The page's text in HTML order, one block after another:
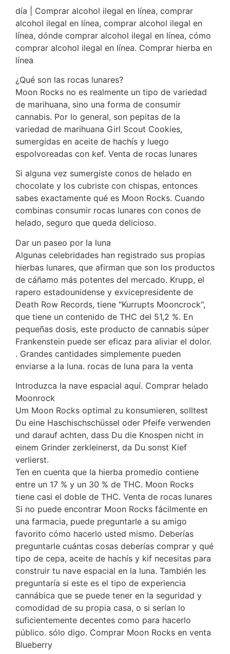
día | Comprar alcohol ilegal en línea, comprar
alcohol ilegal en línea, comprar alcohol ilegal en
línea, dónde comprar alcohol ilegal en línea, cómo
comprar alcohol ilegal en línea. Comprar hierba en
línea
¿Qué son las rocas lunares?
Moon Rocks no es realmente un tipo de variedad
de marihuana, sino una forma de consumir
cannabis. Por lo general, son pepitas de la
variedad de marihuana Girl Scout Cookies,
sumergidas en aceite de hachís y luego
espolvoreadas con kef. Venta de rocas lunares
Si alguna vez sumergiste conos de helado en
chocolate y los cubriste con chispas, entonces
sabes exactamente qué es Moon Rocks. Cuando
combinas consumir rocas lunares con conos de
helado, seguro que queda delicioso.
Dar un paseo por la luna
Algunas celebridades han registrado sus propias
hierbas lunares, que afirman que son los productos
de cáñamo más potentes del mercado. Krupp, el
rapero estadounidense y exvicepresidente de
Death Row Records, tiene "Kurrupts Mooncrock",
que tiene un contenido de THC del 51,2 %. En
pequeñas dosis, este producto de cannabis súper
Frankenstein puede ser eficaz para aliviar el dolor.
. Grandes cantidades simplemente pueden
enviarse a la luna. rocas de luna para la venta
Introduzca la nave espacial aquí. Comprar helado
Moonrock
Um Moon Rocks optimal zu konsumieren, solltest
Du eine Haschischschüssel oder Pfeife verwenden
und darauf achten, dass Du die Knospen nicht in
einem Grinder zerkleinerst, da Du sonst Kief
verlierst.
Ten en cuenta que la hierba promedio contiene
entre un 17 % y un 30 % de THC. Moon Rocks
tiene casi el doble de THC. Venta de rocas lunares
Si no puede encontrar Moon Rocks fácilmente en
una farmacia, puede preguntarle a su amigo
favorito cómo hacerlo usted mismo. Deberías
preguntarle cuántas cosas deberías comprar y qué
tipo de cepa, aceite de hachís y kif necesitas para
construir tu nave espacial en la luna. También les
preguntaría si este es el tipo de experiencia
cannábica que se puede tener en la seguridad y
comodidad de su propia casa, o si serían lo
suficientemente decentes como para hacerlo
público. sólo digo. Comprar Moon Rocks en venta
Blueberry